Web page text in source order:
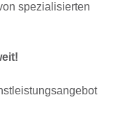
spezialisierten